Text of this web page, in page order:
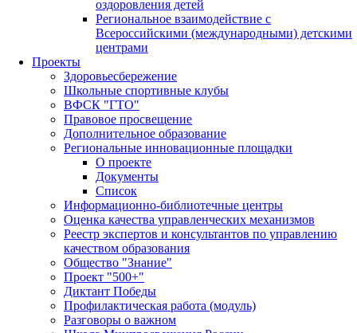
оздоровления детей
Региональное взаимодействие с
Всероссийскими (международными) детскими
центрами
Проекты
Здоровьесбережение
Школьные спортивные клубы
ВФСК "ГТО"
Правовое просвещение
Дополнительное образование
Региональные инновационные площадки
О проекте
Документы
Список
Информационно-библиотечные центры
Оценка качества управленческих механизмов
Реестр экспертов и консультантов по управлению
качеством образования
Общество "Знание"
Проект "500+"
Диктант Победы
Профилактическая работа (модуль)
Разговоры о важном